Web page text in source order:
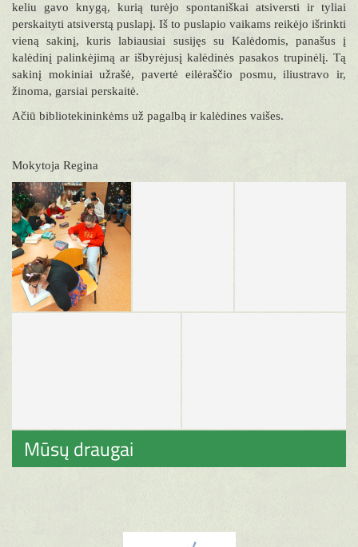
keliu gavo knygą, kurią turėjo spontaniškai atsiversti ir tyliai
perskaityti atsiverstą puslapį. Iš to puslapio vaikams reikėjo išrinkti
vieną sakinį, kuris labiausiai susijęs su Kalėdomis, panašus į
kalėdinį palinkėjimą ar išbyrėjusį kalėdinės pasakos trupinėlį. Tą
sakinį mokiniai užrašė, pavertė eilėraščio posmu, iliustravo ir,
žinoma, garsiai perskaitė.
Ačiū bibliotekininkėms už pagalbą ir kalėdines vaišes.
Mokytoja Regina
Mūsų draugai